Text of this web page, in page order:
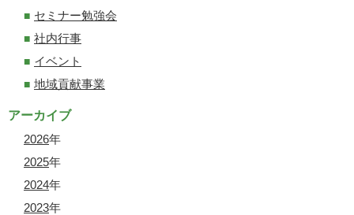
セミナー勉強会
社内行事
イベント
地域貢献事業
アーカイブ
2026年
2025年
2024年
2023年